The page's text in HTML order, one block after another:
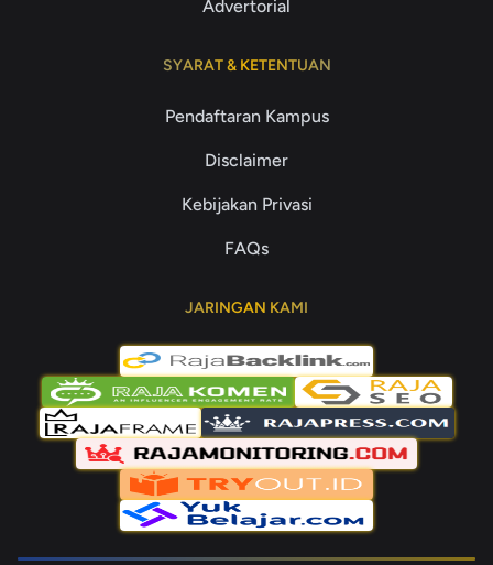
Advertorial
SYARAT & KETENTUAN
Pendaftaran Kampus
Disclaimer
Kebijakan Privasi
FAQs
JARINGAN KAMI